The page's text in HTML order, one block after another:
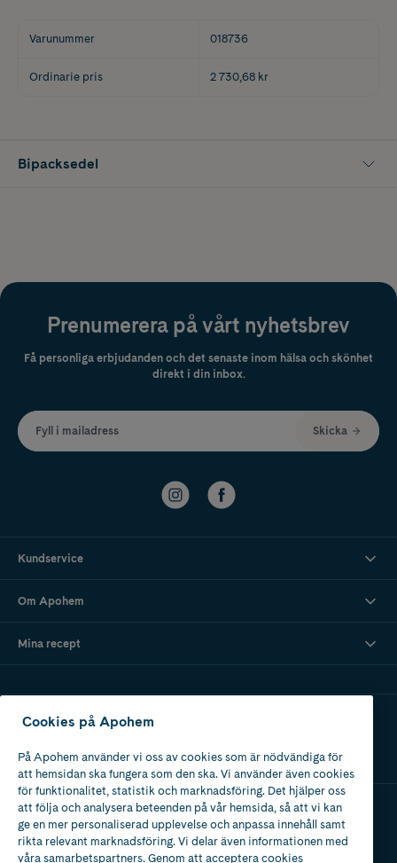
Varunummer 018736
Ordinarie pris 2 730,68 kr
Bipacksedel
Prenumerera på vårt nyhetsbrev
Få personliga erbjudanden och det senaste inom hälsa och skönhet
direkt i din inbox.
Fyll i mailadress Skicka
Kundservice
Om Apohem
Mina recept
Ladda ner vår app
Apotek med tillstånd
av Läkemedelsverket
Cookies på Apohem
På Apohem använder vi oss av cookies som är nödvändiga för
att hemsidan ska fungera som den ska. Vi använder även cookies
för funktionalitet, statistik och marknadsföring. Det hjälper oss
att följa och analysera beteenden på vår hemsida, så att vi kan
ge en mer personaliserad upplevelse och anpassa innehåll samt
rikta relevant marknadsföring. Vi delar även informationen med
våra samarbetspartners. Genom att acceptera cookies